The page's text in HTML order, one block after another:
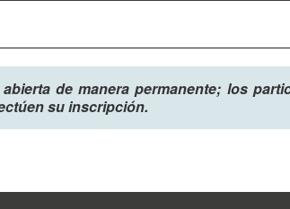
de manera permanente; los
su inscripción.